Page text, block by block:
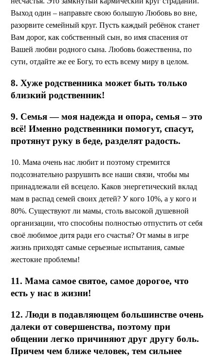
Выход один – направьте свою большую Любовь во вне,
разорвите семейный круг. Пусть каждый ребёнок станет
Вам дорог, как собственный сын, во имя спасения от
Вашей любви родного сына. Любовь божественна, по
сути, отдайте же ее Богу, то есть всему миру в целом.
8. Хуже родственника может быть только
близкий родственник!
9. Семья — моя надежда и опора, семья – это
всё! Именно родственники помогут, спасут,
протянут руку в беде, разделят радость.
10. Мама очень нас любит и поэтому стремится
подсознательно разрушить все наши связи, чтобы мы
принадлежали ей всецело. Каков энергетический вклад
мам в распад семей своих детей? У кого 10%, а у кого и
80%. Существуют ли мамы, столь высокой душевной
организации, что способны полностью отпустить от себя
своё любимое дитя ради его счастья? От мамы в игре
жизнь приходят самые серьезные испытания, самые
жестокие проблемы!
11. Мама самое святое, самое дорогое, что
есть у нас в жизни!
12. Люди в подавляющем большинстве очень
далеки от совершенства, поэтому при
общении легко причиняют друг другу боль.
Причем чем ближе человек, тем сильнее